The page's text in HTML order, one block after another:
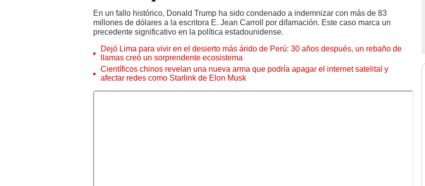
En un fallo histórico, Donald Trump ha sido condenado a indemnizar con más de 83
millones de dólares a la escritora E. Jean Carroll por difamación. Este caso marca un
precedente significativo en la política estadounidense.
Dejó Lima para vivir en el desierto más árido de Perú: 30 años después, un rebaño de
llamas creó un sorprendente ecosistema
Científicos chinos revelan una nueva arma que podría apagar el internet satelital y
afectar redes como Starlink de Elon Musk